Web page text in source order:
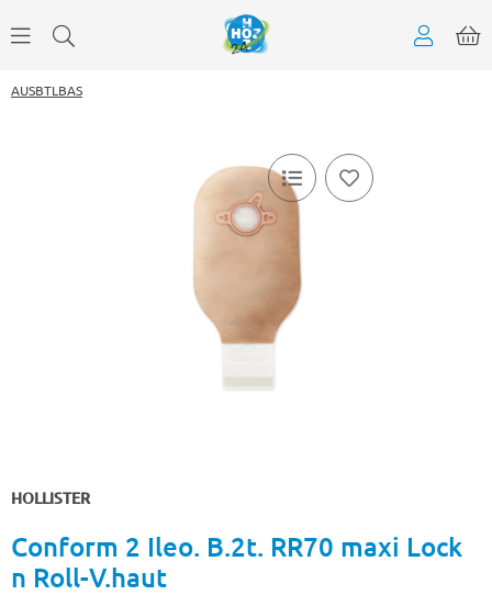
AUSBTLBAS
HOLLISTER
Conform 2 Ileo. B.2t. RR70 maxi Lock
n Roll-V.haut